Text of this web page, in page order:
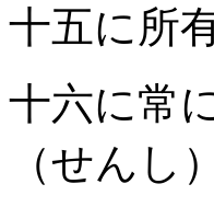
十五に所
十六に常
（せんし）